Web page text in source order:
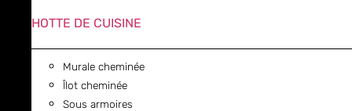
HOTTE DE CUISINE
Murale cheminée
Îlot cheminée
Sous armoires